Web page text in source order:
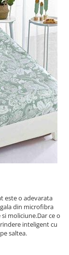
este o adevarata
din microfibra
moliciune.Dar ce o
inteligent cu
saltea.